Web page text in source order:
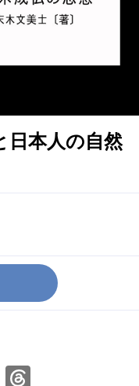
日本人の自然